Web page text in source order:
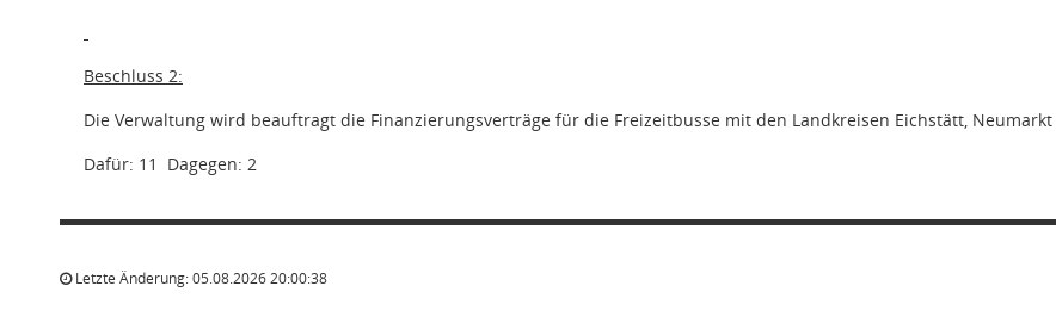
Beschluss 2:
Die Verwaltung wird beauftragt die Finanzierungsverträge für die Freizeitbusse mit den Landkreisen Eichstätt,
Dafür: 11
Dagegen: 2
Letzte Änderung: 05.08.2026 20:00:38